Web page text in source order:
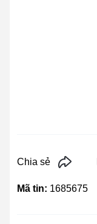
Chia sẻ
Mã tin: 1685675